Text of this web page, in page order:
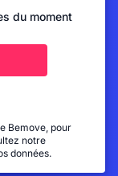
du moment
Bemove, pour
notre
données.